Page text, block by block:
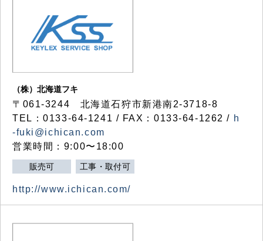
（株）北海道フキ
〒061-3244 北海道石狩市新港南2-3718-8
TEL：0133-64-1241 / FAX：0133-64-1262 / h
-fuki@ichican.com
営業時間：9:00〜18:00
販売可 工事・取付可
http://www.ichican.com/